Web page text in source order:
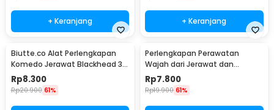
+ Keranjang + Keranjang
Biutte.co Alat Perlengkapan
Komedo Jerawat Blackhead 3
PCS - PT3
Rp8.300
Rp20.900 61%
Perlengkapan Perawatan
Wajah dari Jerawat dan
Komedo Double Head 4PCS
Rp7.800
Rp19.900 61%